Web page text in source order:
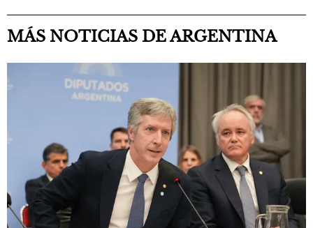
MÁS NOTICIAS DE ARGENTINA